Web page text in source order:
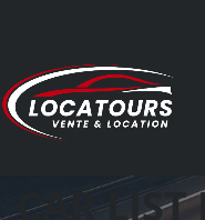
CAR LIST